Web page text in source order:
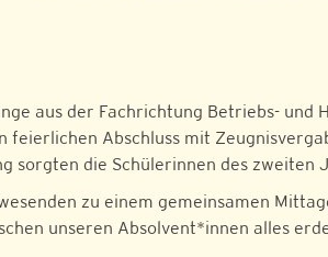
aus der Fachrichtung Betriebs- und
feierlichen Abschluss mit
sorgten die Schülerinnen des zweiten
zu einem gemeinsamen
unseren Absolvent*innen alles